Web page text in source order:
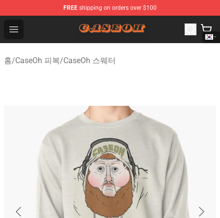
FREE shipping on orders over $100
Open menu
CaseOh Shop - Official CaseOh Merchandise Store
홈/CaseOh 피복/CaseOh 스웨터